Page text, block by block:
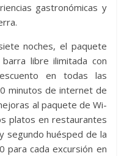
gastronómicas y
noches, el paquete
libre ilimitada con
en todas las
minutos de internet de
al paquete de Wi-
platos en restaurantes
segundo huésped de la
para cada excursión en